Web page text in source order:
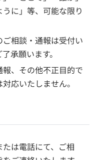
うに」等、可能な限り
相談・通報は受付い
承願います。
、その他不正目的で
応いたしません。
は電話にて、ご相